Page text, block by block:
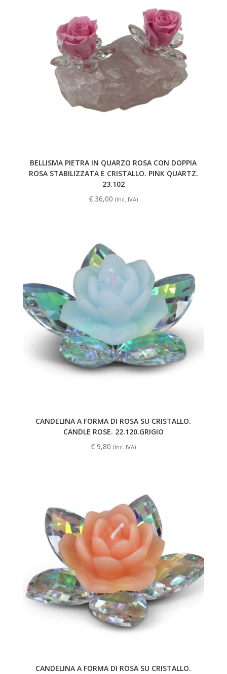
BELLISMA PIETRA IN QUARZO ROSA CON DOPPIA
ROSA STABILIZZATA E CRISTALLO. PINK QUARTZ.
23.102
€ 36,00 (Inc. IVA)
CANDELINA A FORMA DI ROSA SU CRISTALLO.
CANDLE ROSE. 22.120.GRIGIO
€ 9,80 (Inc. IVA)
CANDELINA A FORMA DI ROSA SU CRISTALLO.